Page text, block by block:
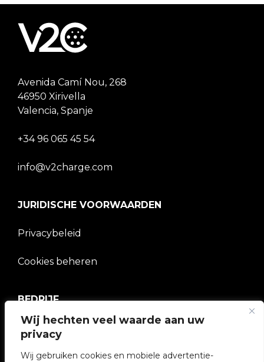
Wij hechten veel waarde aan uw
privacy
Wij gebruiken cookies en mobiele advertentie-
Avenida Camí Nou, 268
46950 Xirivella
Valencia, Spanje
+34 96 065 45 54
info@v2charge.com
JURIDISCHE VOORWAARDEN
Privacybeleid
Cookies beheren
BEDRIJF
V2C Gemeenschap
e-Chargers